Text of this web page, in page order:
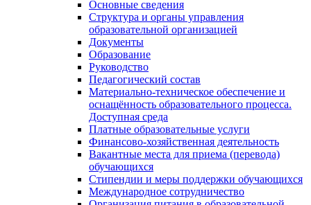
Основные сведения
Структура и органы управления
образовательной организацией
Документы
Образование
Руководство
Педагогический состав
Материально-техническое обеспечение и
оснащённость образовательного процесса.
Доступная среда
Платные образовательные услуги
Финансово-хозяйственная деятельность
Вакантные места для приема (перевода)
обучающихся
Стипендии и меры поддержки обучающихся
Международное сотрудничество